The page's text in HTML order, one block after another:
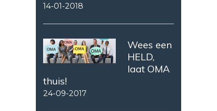
14-01-2018
Wees een
HELD,
laat OMA
thuis!
24-09-2017